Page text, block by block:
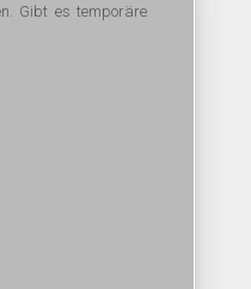
Gibt es temporäre